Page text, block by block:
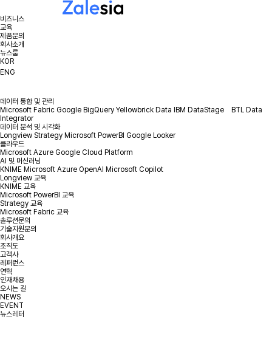
비즈니스
교육
제품문의
회사소개
뉴스룸
KOR
ENG
데이터 통합 및 관리
Microsoft Fabric Google BigQuery Yellowbrick Data IBM DataStage
BTL Data
Integrator
데이터 분석 및 시각화
Longview Strategy Microsoft PowerBI Google Looker
클라우드
Microsoft Azure Google Cloud Platform
AI 및 머신러닝
KNIME Microsoft Azure OpenAI Microsoft Copilot
Longview 교육
KNIME 교육
Microsoft PowerBI 교육
Strategy 교육
Microsoft Fabric 교육
솔루션문의
기술지원문의
회사개요
조직도
고객사
레퍼런스
연혁
인재채용
오시는 길
NEWS
EVENT
뉴스레터